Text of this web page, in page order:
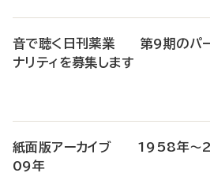
音で聴く日刊薬業 第9期のパ
ナリティを募集します
紙面版アーカイブ 1958年～
09年